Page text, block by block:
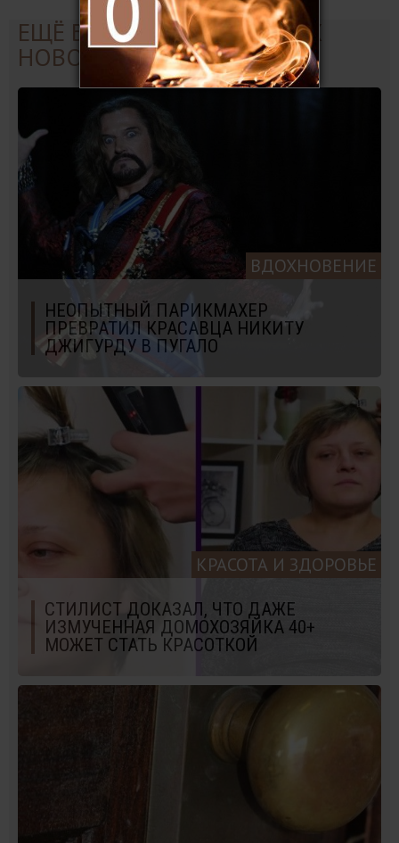
ЕЩЁ БОЛЬШЕ ИНТЕРЕСНЫХ
НОВОСТЕЙ:
ВДОХНОВЕНИЕ
НЕОПЫТНЫЙ ПАРИКМАХЕР
ПРЕВРАТИЛ КРАСАВЦА НИКИТУ
ДЖИГУРДУ В ПУГАЛО
КРАСОТА И ЗДОРОВЬЕ
СТИЛИСТ ДОКАЗАЛ, ЧТО ДАЖЕ
ИЗМУЧЕННАЯ ДОМОХОЗЯЙКА 40+
МОЖЕТ СТАТЬ КРАСОТКОЙ